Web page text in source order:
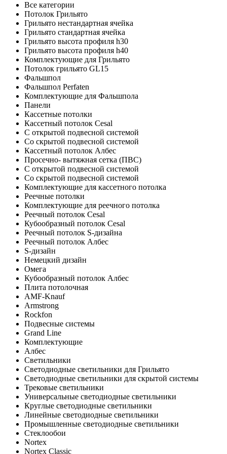
Все категории
Потолок Грильято
Грильято нестандартная ячейка
Грильято стандартная ячейка
Грильято высота профиля h30
Грильято высота профиля h40
Комплектующие для Грильято
Потолок грильято GL15
Фальшпол
Фальшпол Perfaten
Комплектующие для Фальшпола
Панели
Кассетные потолки
Кассетный потолок Cesal
C открытой подвесной системой
Со скрытой подвесной системой
Кассетный потолок Албес
Просечно- вытяжная сетка (ПВС)
С открытой подвесной системой
Со скрытой подвесной системой
Комплектующие для кассетного потолка
Реечные потолки
Комплектующие для реечного потолка
Реечный потолок Cesal
Кубообразный потолок Cesal
Реечный потолок S-дизайна
Реечный потолок Албес
S-дизайн
Немецкий дизайн
Омега
Кубообразный потолок Албес
Плита потолочная
AMF-Knauf
Armstrong
Rockfon
Подвесные системы
Grand Line
Комплектующие
Албес
Светильники
Светодиодные светильники для Грильято
Светодиодные светильники для скрытой системы
Трековые светильники
Универсальные светодиодные светильники
Круглые светодиодные светильники
Линейные светодиодные светильники
Промышленные светодиодные светильники
Стеклообои
Nortex
Nortex Classic